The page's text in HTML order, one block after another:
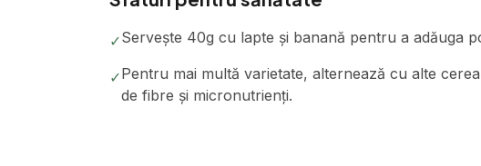
✓Servește 40g cu lapte și banană pentru a adăuga
✓Pentru mai multă varietate, alternează cu alte
de fibre și micronutrienți.